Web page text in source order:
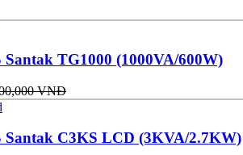
Santak TG1000 (1000VA/600W)
VNĐ
Santak C3KS LCD (3KVA/2.7KW)